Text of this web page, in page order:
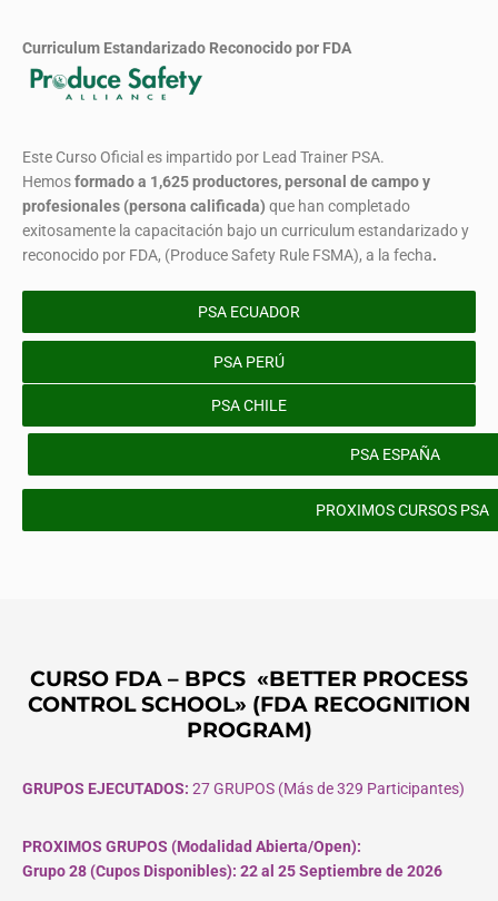
Curriculum Estandarizado Reconocido por FDA
Este Curso Oficial es impartido por Lead Trainer PSA.
Hemosformadoa 1,625 productores, personal de campo y
profesionales (persona calificada) que han completado
exitosamente la capacitación bajo un curriculum estandarizado y
reconocido por FDA, (Produce Safety Rule FSMA), a la fecha.
PSA ECUADOR
PSA PERÚ
PSA CHILE
PSA ESPAÑA
PROXIMOS CURSOS PSA
CURSO FDA – BPCS «BETTER PROCESS
CONTROL SCHOOL» (FDA RECOGNITION
PROGRAM)
GRUPOS EJECUTADOS: 27 GRUPOS (Más de 329 Participantes)
PROXIMOS GRUPOS (Modalidad Abierta/Open):
Grupo 28 (Cupos Disponibles): 22 al 25 Septiembre de 2026